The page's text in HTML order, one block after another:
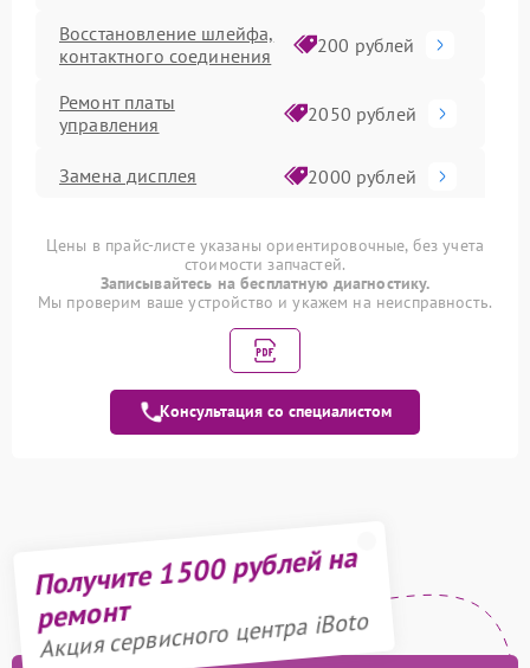
Восстановление шлейфа,
контактного соединения
200 рублей
Ремонт платы
управления
2050 рублей
Замена дисплея 2000 рублей
управления
1500 рублей
Ремонт электронной
платы
1400 рублей
Ремонт электронного
модуля
Замена электронного
Замена колеса 200 рублей
Ремонт колес 700 рублей
Цены в прайс-листе указаны ориентировочные, без учета
стоимости запчастей.
Записывайтесь на бесплатную диагностику.
Мы проверим ваше устройство и укажем на неисправность.
Консультация со специалистом
Получите 1500 рублей на
ремонт
Акция сервисного центра iBoto